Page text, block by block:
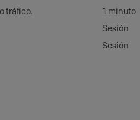
tráfico.
1 minuto
Sesión
Sesión